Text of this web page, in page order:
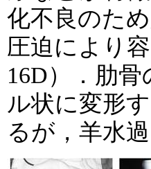
化不良のた
圧迫により
16D）．肋
ル状に変形
るが，羊水